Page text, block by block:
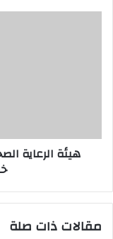
هيئة الرعاية
مقالات ذات صلة